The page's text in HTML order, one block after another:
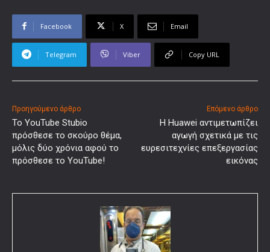
Facebook X Email
Telegram Viber Copy URL
Προηγούμενο άρθρο
Το YouTube Stubio
πρόσθεσε το σκούρο θέμα,
μόλις δύο χρόνια αφού το
πρόσθεσε το YouTube!
Επόμενο άρθρο
Η Huawei αντιμετωπίζει
αγωγή σχετικά με τις
ευρεσιτεχνίες επεξεργασίας
εικόνας